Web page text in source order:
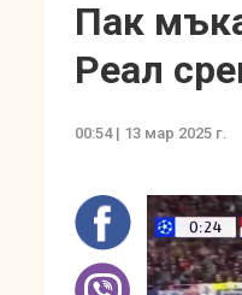
Пак
Реал
00:54 | 13 мар 2025 г.